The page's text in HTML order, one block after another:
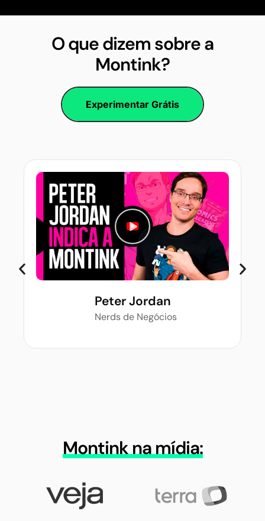
O que dizem sobre a
Montink?
Experimentar Grátis
Peter Jordan
Nerds de Negócios
Montink na mídia: